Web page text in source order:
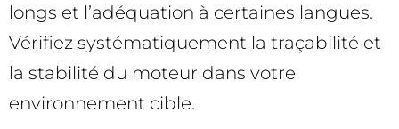
longs et l’adéquation à certaines langues.
Vérifiez systématiquement la traçabilité et
la stabilité du moteur dans votre
environnement cible.